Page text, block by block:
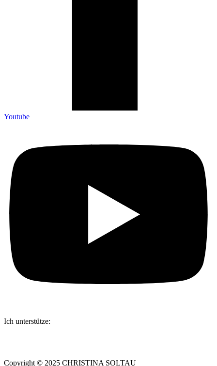
Youtube
Ich unterstütze:
Copyright © 2025 CHRISTINA SOLTAU